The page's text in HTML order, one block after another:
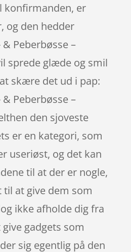
konfirmanden, er
og den hedder
Peberbøsse –
sprede glæde og smil
skære det ud i pap:
Peberbøsse –
den sjoveste
er en kategori, som
useriøst, og det kan
til at der er nogle,
at give dem som
ikke afholde dig fra
gadgets som
sig egentlig på den